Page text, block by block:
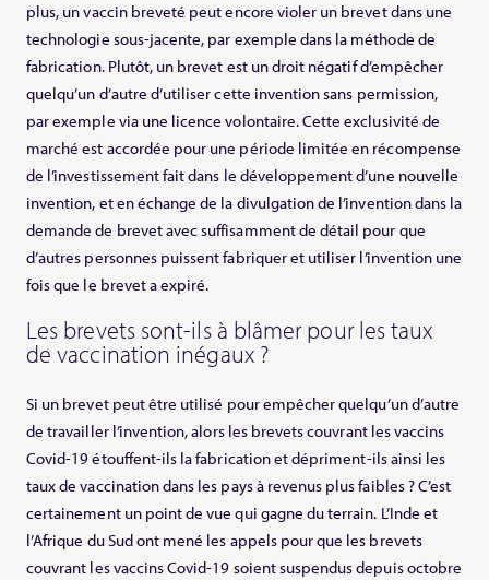
plus, un vaccin breveté peut encore violer un brevet dans une
technologie sous-jacente, par exemple dans la méthode de
fabrication. Plutôt, un brevet est un droit négatif d’empêcher
quelqu’un d’autre d’utiliser cette invention sans permission,
par exemple via une licence volontaire. Cette exclusivité de
marché est accordée pour une période limitée en récompense
de l’investissement fait dans le développement d’une nouvelle
invention, et en échange de la divulgation de l’invention dans la
demande de brevet avec suffisamment de détail pour que
d’autres personnes puissent fabriquer et utiliser l’invention une
fois que le brevet a expiré.
Les brevets sont-ils à blâmer pour les taux
de vaccination inégaux ?
Si un brevet peut être utilisé pour empêcher quelqu’un d’autre
de travailler l’invention, alors les brevets couvrant les vaccins
Covid-19 étouffent-ils la fabrication et dépriment-ils ainsi les
taux de vaccination dans les pays à revenus plus faibles ? C’est
certainement un point de vue qui gagne du terrain. L’Inde et
l’Afrique du Sud ont mené les appels pour que les brevets
couvrant les vaccins Covid-19 soient suspendus depuis octobre